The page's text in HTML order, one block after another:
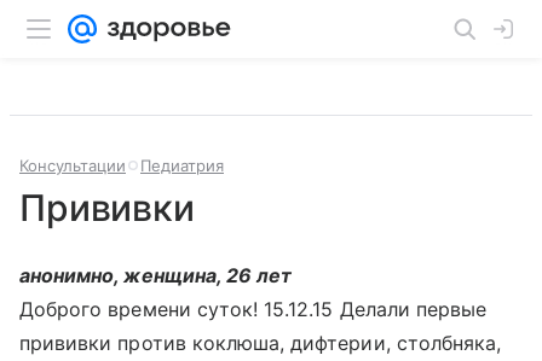
Консультации Педиатрия
Прививки
анонимно, женщина, 26 лет
Доброго времени суток! 15.12.15 Делали первые
прививки против коклюша, дифтерии, столбняка,